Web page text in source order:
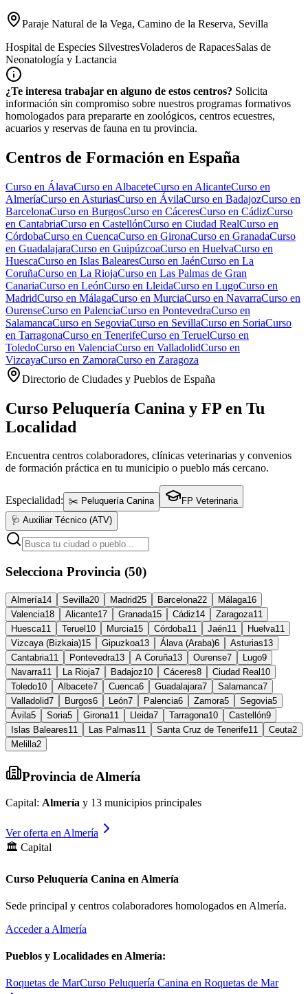
Paraje Natural de la Vega, Camino de la Reserva, Sevilla
Hospital de Especies SilvestresVoladeros de RapacesSalas de
Neonatología y Lactancia
¿Te interesa trabajar en alguno de estos centros? Solicita
información sin compromiso sobre nuestros programas formativos
homologados para prepararte en zoológicos, centros ecuestres,
acuarios y reservas de fauna en tu provincia.
Centros de Formación en España
Curso en ÁlavaCurso en AlbaceteCurso en AlicanteCurso en
AlmeríaCurso en AsturiasCurso en ÁvilaCurso en BadajozCurso en
BarcelonaCurso en BurgosCurso en CáceresCurso en CádizCurso
en CantabriaCurso en CastellónCurso en Ciudad RealCurso en
CórdobaCurso en CuencaCurso en GironaCurso en GranadaCurso
en GuadalajaraCurso en GuipúzcoaCurso en HuelvaCurso en
HuescaCurso en Islas BalearesCurso en JaénCurso en La
CoruñaCurso en La RiojaCurso en Las Palmas de Gran
CanariaCurso en LeónCurso en LleidaCurso en LugoCurso en
MadridCurso en MálagaCurso en MurciaCurso en NavarraCurso en
OurenseCurso en PalenciaCurso en PontevedraCurso en
SalamancaCurso en SegoviaCurso en SevillaCurso en SoriaCurso
en TarragonaCurso en TenerifeCurso en TeruelCurso en
ToledoCurso en ValenciaCurso en ValladolidCurso en
VizcayaCurso en ZamoraCurso en Zaragoza
Directorio de Ciudades y Pueblos de España
Curso Peluquería Canina y FP en Tu
Localidad
Encuentra centros colaboradores, clínicas veterinarias y convenios
de formación práctica en tu municipio o pueblo más cercano.
Especialidad: ✂️ Peluquería Canina
FP Veterinaria
🩺 Auxiliar Técnico (ATV)
Selecciona Provincia (50)
Almería14 Sevilla20 Madrid25 Barcelona22 Málaga16
Valencia18 Alicante17 Granada15 Cádiz14 Zaragoza11
Huesca11 Teruel 10 Murcia15 Córdoba11 Jaén11 Huelva11
Vizcaya (Bizkaia)15 Gipuzkoa13 Álava (Araba)6 Asturias13
Cantabria11 Pontevedra13 A Coruña13 Ourense7 Lugo9
Navarra11 La Rioja7 Badajoz10 Cáceres8 Ciudad Real 10
Toledo10 Albacete7 Cuenca6 Guadalajara7 Salamanca7
Valladolid7 Burgos6 León7 Palencia6 Zamora5 Segovia5
Ávila5 Soria5 Girona11 Lleida7 Tarragona10 Castellón9
Islas Baleares11 Las Palmas11 Santa Cruz de Tenerife11 Ceuta2
Melilla2
Provincia de Almería
Capital: Almería y 13 municipios principales
Ver oferta en Almería
🏛️ Capital
Curso Peluquería Canina en Almería
Sede principal y centros colaboradores homologados en Almería.
Acceder a Almería
Pueblos y Localidades en Almería:
Roquetas de MarCurso Peluquería Canina en Roquetas de Mar